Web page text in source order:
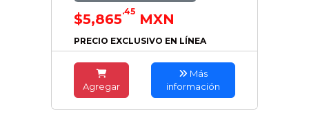
$5,865.45 MXN
PRECIO EXCLUSIVO EN LÍNEA
Agregar
Más
información